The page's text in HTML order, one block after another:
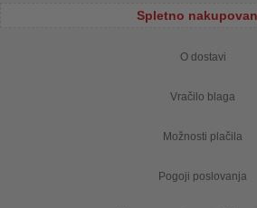
Spletno
O dostavi
Vračilo blaga
Možnosti plačila
Pogoji poslovanja